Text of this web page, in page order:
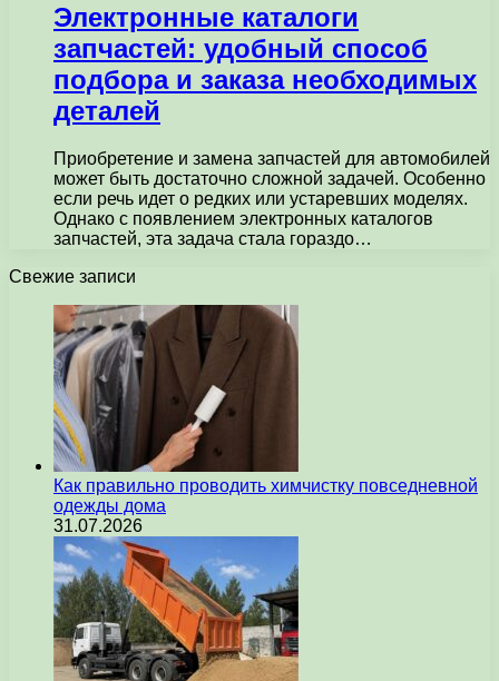
Электронные каталоги
запчастей: удобный способ
подбора и заказа необходимых
деталей
Приобретение и замена запчастей для автомобилей
может быть достаточно сложной задачей. Особенно
если речь идет о редких или устаревших моделях.
Однако с появлением электронных каталогов
запчастей, эта задача стала гораздо…
Свежие записи
Как правильно проводить химчистку повседневной
одежды дома
31.07.2026